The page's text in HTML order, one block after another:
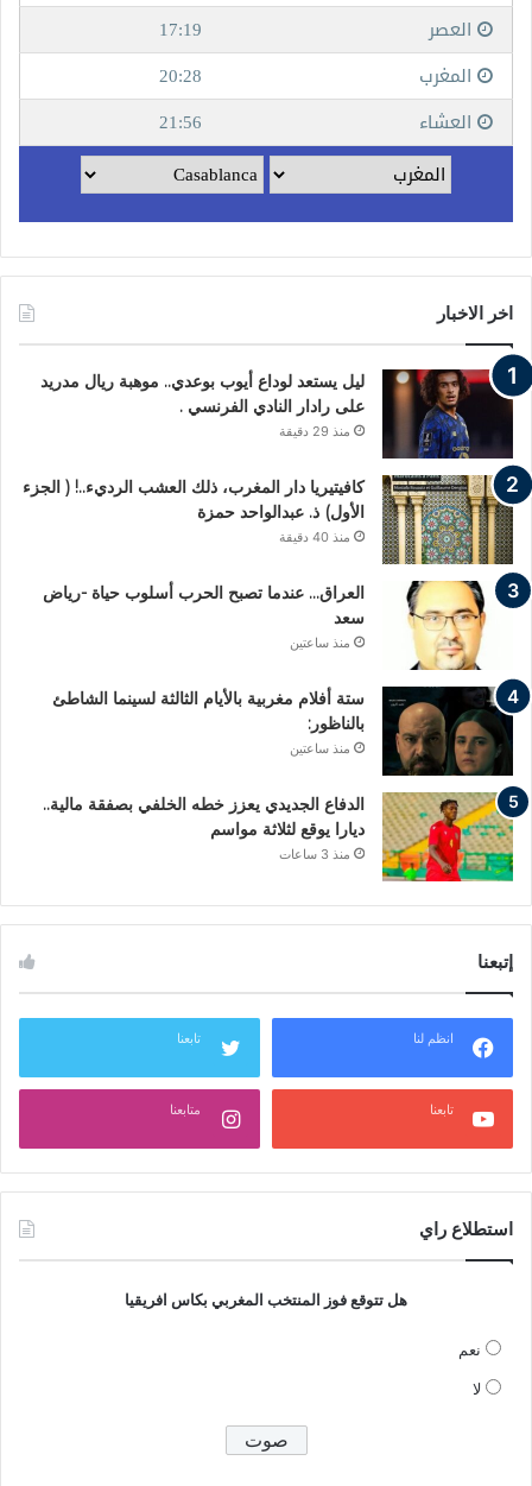
اخر الاخبار
ليل يستعد لوداع أيوب بوعدي.. موهبة ريال مدريد
على رادار النادي الفرنسي .
منذ 29 دقيقة
كافيتيريا دار المغرب، ذلك العشب الرديء..! ( الجزء
الأول) ذ. عبدالواحد حمزة
منذ 40 دقيقة
العراق… عندما تصبح الحرب أسلوب حياة -رياض
سعد
منذ ساعتين
ستة أفلام مغربية بالأيام الثالثة لسينما الشاطئ
بالناظور:
منذ ساعتين
الدفاع الجديدي يعزز خطه الخلفي بصفقة مالية..
ديارا يوقع لثلاثة مواسم
منذ 3 ساعات
إتبعنا
انظم لنا تابعنا
تابعنا متابعنا
استطلاع راي
هل تتوقع فوز المنتخب المغربي بكاس افريقيا
نعم
لا